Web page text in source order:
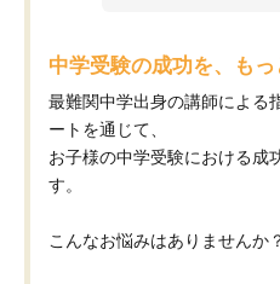
中学受験の成功を、もっ
最難関中学出身の講師による
ートを通じて、
お子様の中学受験における成
す。
こんなお悩みはありませんか